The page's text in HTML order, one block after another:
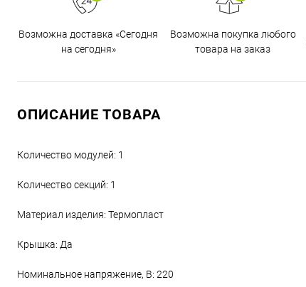
Возможна доставка «Сегодня
на сегодня»
Возможна покупка любого
товара на заказ
ОПИСАНИЕ ТОВАРА
Количество модулей: 1
Количество секций: 1
Материал изделия: Термопласт
Крышка: Да
Номинальное напряжение, В: 220